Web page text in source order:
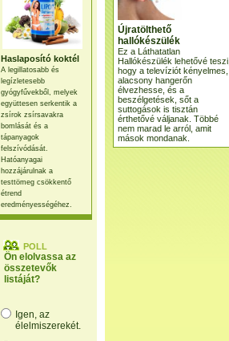
Haslaposító koktél
A legillatosabb és
legízletesebb
gyógyfűvekből, melyek
együttesen serkentik a
zsírok zsírsavakra
bomlását és a
tápanyagok
felszívódását.
Hatóanyagai
hozzájárulnak a
testtömeg csökkentő
étrend
eredményességéhez.
POLL
Ön elolvassa az
összetevők
listáját?
Igen, az
élelmiszerekét.
Újratölthető
hallókészülék
Ez a Láthatatlan
Hallókészülék lehetővé teszi,
hogy a televíziót kényelmes,
alacsony hangerőn
élvezhesse, és a
beszélgetések, sőt a
suttogások is tisztán
érthetővé váljanak. Többé
nem marad le arról, amit
mások mondanak.